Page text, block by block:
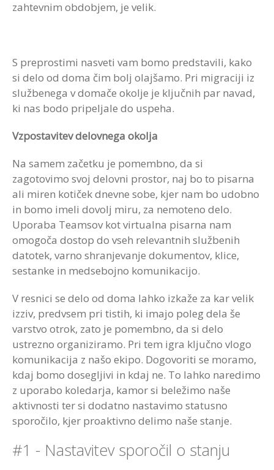
zahtevnim obdobjem, je velik.
S preprostimi nasveti vam bomo predstavili, kako
si delo od doma čim bolj olajšamo. Pri migraciji iz
službenega v domače okolje je ključnih par navad,
ki nas bodo pripeljale do uspeha.
Vzpostavitev delovnega okolja
Na samem začetku je pomembno, da si
zagotovimo svoj delovni prostor, naj bo to pisarna
ali miren kotiček dnevne sobe, kjer nam bo udobno
in bomo imeli dovolj miru, za nemoteno delo.
Uporaba Teamsov kot virtualna pisarna nam
omogoča dostop do vseh relevantnih službenih
datotek, varno shranjevanje dokumentov, klice,
sestanke in medsebojno komunikacijo.
V resnici se delo od doma lahko izkaže za kar velik
izziv, predvsem pri tistih, ki imajo poleg dela še
varstvo otrok, zato je pomembno, da si delo
ustrezno organiziramo. Pri tem igra ključno vlogo
komunikacija z našo ekipo. Dogovoriti se moramo,
kdaj bomo dosegljivi in kdaj ne. To lahko naredimo
z uporabo koledarja, kamor si beležimo naše
aktivnosti ter si dodatno nastavimo statusno
sporočilo, kjer proaktivno delimo naše stanje.
#1 - Nastavitev sporočil o stanju